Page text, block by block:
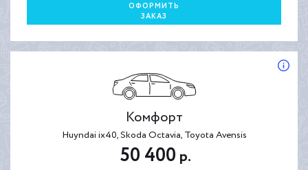
ОФОРМИТЬ
ЗАКАЗ
Комфорт
Huyndai ix40, Skoda Octavia, Toyota Avensis
50 400 р.